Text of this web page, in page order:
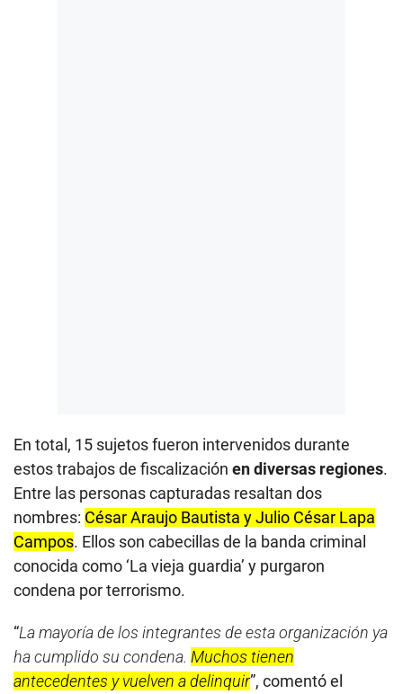
En total, 15 sujetos fueron intervenidos durante
estos trabajos de fiscalización en diversas regiones.
Entre las personas capturadas resaltan dos
nombres: César Araujo Bautista y Julio César Lapa
Campos. Ellos son cabecillas de la banda criminal
conocida como ‘La vieja guardia’ y purgaron
condena por terrorismo.
“La mayoría de los integrantes de esta organización ya
ha cumplido su condena. Muchos tienen
antecedentes y vuelven a delinquir”, comentó el